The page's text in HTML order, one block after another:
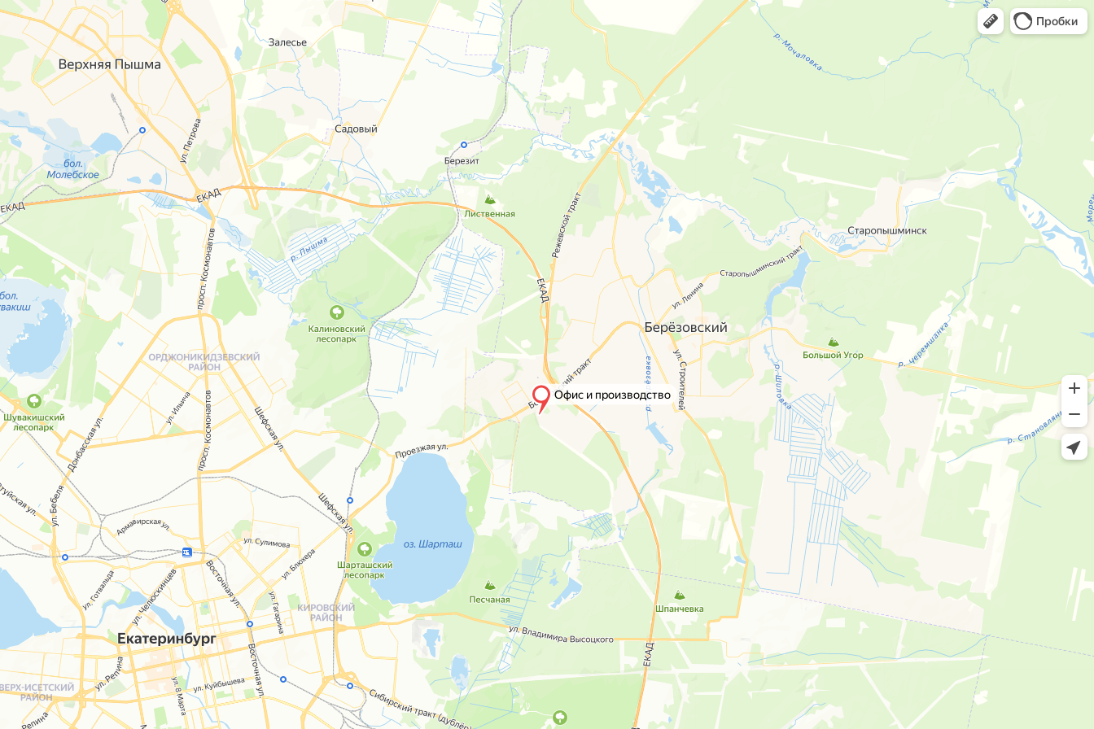
Офис и производство
Пробки
Открыть в Картах